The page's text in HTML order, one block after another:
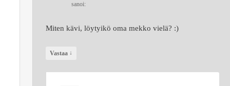
sanoi:
Miten kävi, löytyikö oma mekko vielä? :)
Vastaa ↓